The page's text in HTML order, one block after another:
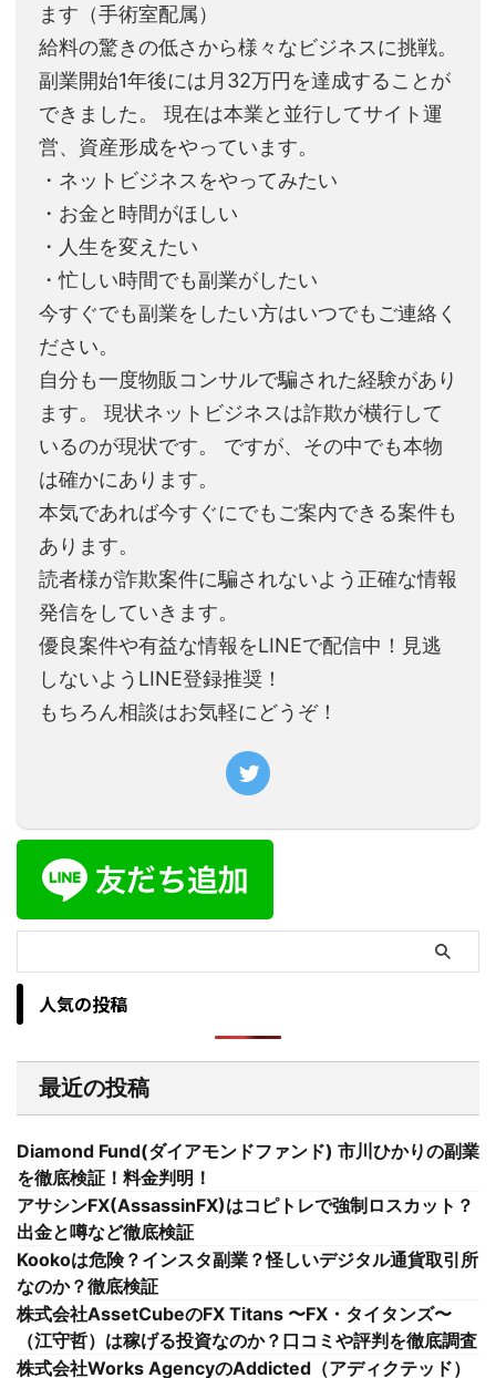
ます（手術室配属）
給料の驚きの低さから様々なビジネスに挑戦。
副業開始1年後には月32万円を達成することが
できました。 現在は本業と並行してサイト運
営、資産形成をやっています。
・ネットビジネスをやってみたい
・お金と時間がほしい
・人生を変えたい
・忙しい時間でも副業がしたい
今すぐでも副業をしたい方はいつでもご連絡く
ださい。
自分も一度物販コンサルで騙された経験があり
ます。 現状ネットビジネスは詐欺が横行して
いるのが現状です。 ですが、その中でも本物
は確かにあります。
本気であれば今すぐにでもご案内できる案件も
あります。
読者様が詐欺案件に騙されないよう正確な情報
発信をしていきます。
優良案件や有益な情報をLINEで配信中！見逃
しないようLINE登録推奨！
もちろん相談はお気軽にどうぞ！
人気の投稿
最近の投稿
Diamond Fund(ダイアモンドファンド) 市川ひかりの副業
を徹底検証！料金判明！
アサシンFX(AssassinFX)はコピトレで強制ロスカット？
出金と噂など徹底検証
Kookoは危険？インスタ副業？怪しいデジタル通貨取引所
なのか？徹底検証
株式会社AssetCubeのFX Titans 〜FX・タイタンズ〜
（江守哲）は稼げる投資なのか？口コミや評判を徹底調査
株式会社Works AgencyのAddicted（アディクテッド）